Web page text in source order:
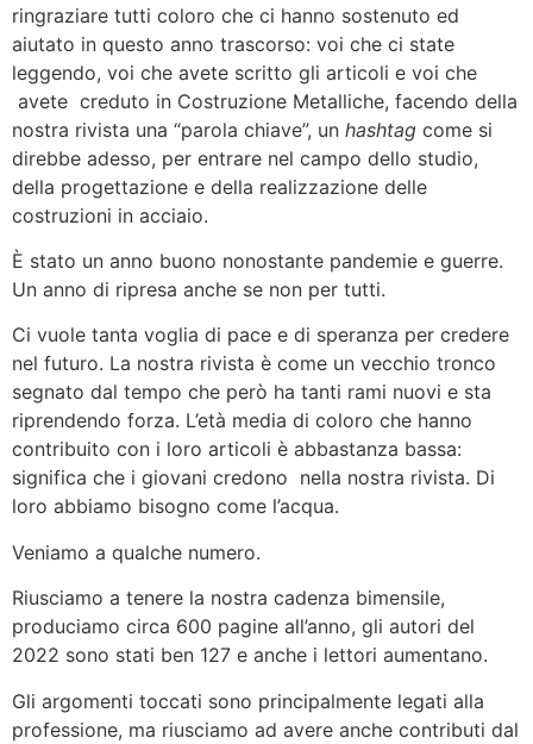
ringraziare tutti coloro che ci hanno sostenuto ed
aiutato in questo anno trascorso: voi che ci state
leggendo, voi che avete scritto gli articoli e voi che
avete creduto in Costruzione Metalliche, facendo della
nostra rivista una “parola chiave”, un hashtag come si
direbbe adesso, per entrare nel campo dello studio,
della progettazione e della realizzazione delle
costruzioni in acciaio.
È stato un anno buono nonostante pandemie e guerre.
Un anno di ripresa anche se non per tutti.
Ci vuole tanta voglia di pace e di speranza per credere
nel futuro. La nostra rivista è come un vecchio tronco
segnato dal tempo che però ha tanti rami nuovi e sta
riprendendo forza. L’età media di coloro che hanno
contribuito con i loro articoli è abbastanza bassa:
significa che i giovani credono nella nostra rivista. Di
loro abbiamo bisogno come l’acqua.
Veniamo a qualche numero.
Riusciamo a tenere la nostra cadenza bimensile,
produciamo circa 600 pagine all’anno, gli autori del
2022 sono stati ben 127 e anche i lettori aumentano.
Gli argomenti toccati sono principalmente legati alla
professione, ma riusciamo ad avere anche contributi dal